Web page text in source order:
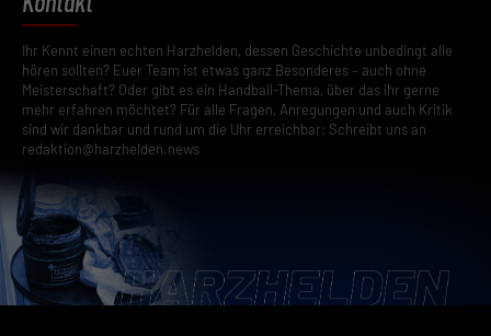
Ihr Kennt einen echten Harzhelden, dessen Geschichte unbedingt alle
hören sollten? Euer Team ist etwas ganz Besonderes – auch ohne
Meisterschaft? Oder gibt es ein Handball-Thema, über das ihr gerne
mehr erfahren möchtet? Für alle Fragen, Anregungen und auch Kritik
sind wir dankbar und rund um die Uhr erreichbar: Schreibt uns an
redaktion@harzhelden.news